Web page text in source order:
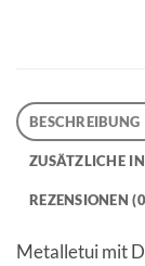
BESCHREIBUNG
ZUSÄTZLICHE
REZENSIONEN
Metalletui mit